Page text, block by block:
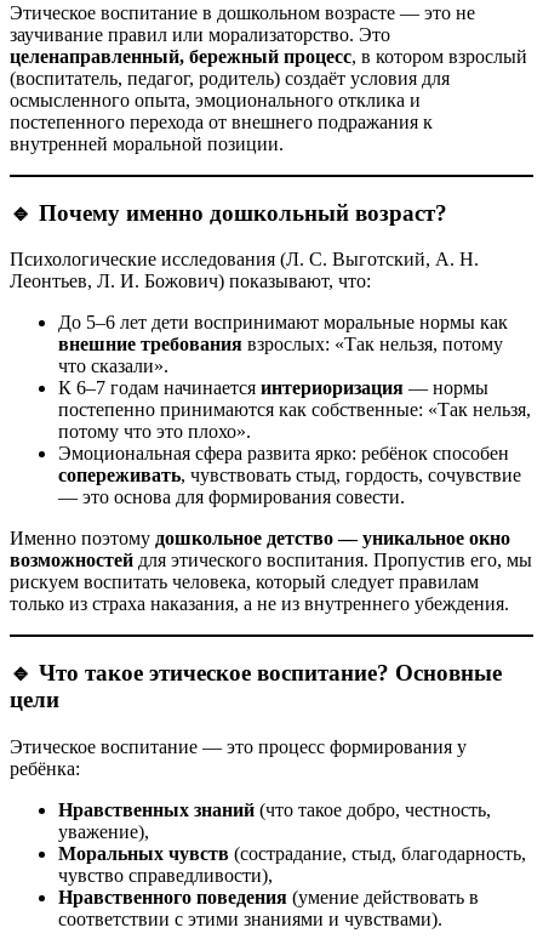
Этическое воспитание в дошкольном возрасте — это не
заучивание правил или морализаторство. Это
целенаправленный, бережный процесс, в котором взрослый
(воспитатель, педагог, родитель) создаёт условия для
осмысленного опыта, эмоционального отклика и
постепенного перехода от внешнего подражания к
внутренней моральной позиции.
🔹 Почему именно дошкольный возраст?
Психологические исследования (Л. С. Выготский, А. Н.
Леонтьев, Л. И. Божович) показывают, что:
До 5–6 лет дети воспринимают моральные нормы как
внешние требования взрослых: «Так нельзя, потому
что сказали».
К 6–7 годам начинается интериоризация — нормы
постепенно принимаются как собственные: «Так нельзя,
потому что это плохо».
Эмоциональная сфера развита ярко: ребёнок способен
сопереживать, чувствовать стыд, гордость, сочувствие
— это основа для формирования совести.
Именно поэтому дошкольное детство — уникальное окно
возможностей для этического воспитания. Пропустив его, мы
рискуем воспитать человека, который следует правилам
только из страха наказания, а не из внутреннего убеждения.
🔹 Что такое этическое воспитание? Основные
цели
Этическое воспитание — это процесс формирования у
ребёнка:
Нравственных знаний (что такое добро, честность,
уважение),
Моральных чувств (сострадание, стыд, благодарность,
чувство справедливости),
Нравственного поведения (умение действовать в
соответствии с этими знаниями и чувствами).